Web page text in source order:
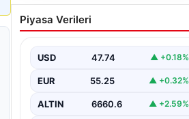
Enflasyon verileri ne
zaman açıklanacak? 2026
verileri
Piyasa Verileri
USD 47.74 ▲ +0.18%
EUR 55.25 ▲ +0.32%
ALTIN 6660.6 ▲ +2.59%